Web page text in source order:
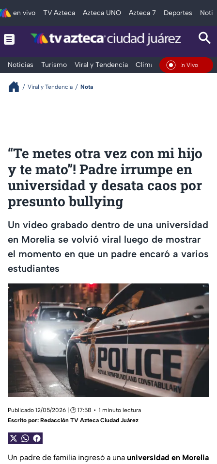
en vivo TV Azteca Azteca UNO Azteca 7 Deportes
Noticias Turismo Viral y Tendencia Clima Deportes
En Vivo
Viral y Tendencia Nota
“Te metes otra vez con mi hijo
y te mato”! Padre irrumpe en
universidad y desata caos por
presunto bullying
Un video grabado dentro de una universidad
en Morelia se volvió viral luego de mostrar
el momento en que un padre encaró a varios
estudiantes
Publicado 12/05/2026 | 🕑 17:58
1 minuto lectura
Escrito por: Redacción TV Azteca Ciudad Juárez
Un padre de familia ingresó a una universidad en Morelia